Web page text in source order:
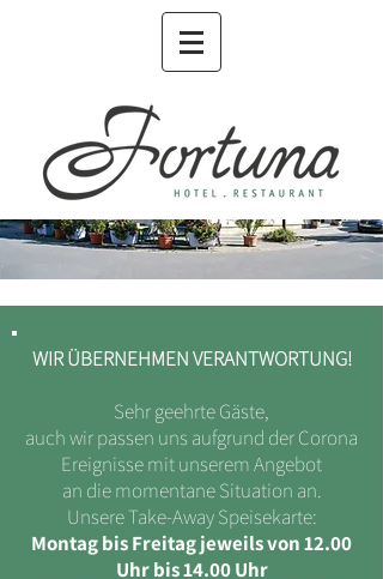
WIR ÜBERNEHMEN VERANTWORTUNG!
Sehr geehrte Gäste,
auch wir passen uns aufgrund der Corona
Ereignisse mit unserem Angebot
an die momentane Situation an.
Unsere Take-Away Speisekarte:
Montag bis Freitag jeweils von 12.00
Uhr bis 14.00 Uhr